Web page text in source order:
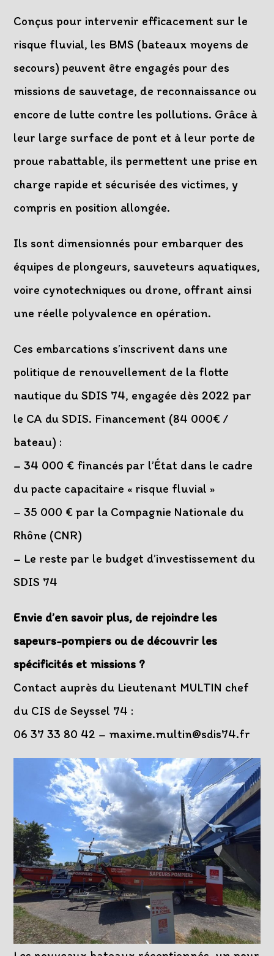
Conçus pour intervenir efficacement sur le
risque fluvial, les BMS (bateaux moyens de
secours) peuvent être engagés pour des
missions de sauvetage, de reconnaissance ou
encore de lutte contre les pollutions. Grâce à
leur large surface de pont et à leur porte de
proue rabattable, ils permettent une prise en
charge rapide et sécurisée des victimes, y
compris en position allongée.
Ils sont dimensionnés pour embarquer des
équipes de plongeurs, sauveteurs aquatiques,
voire cynotechniques ou drone, offrant ainsi
une réelle polyvalence en opération.
Ces embarcations s’inscrivent dans une
politique de renouvellement de la flotte
nautique du SDIS 74, engagée dès 2022 par
le CA du SDIS. Financement (84 000€ /
bateau) :
– 34 000 € financés par l’État dans le cadre
du pacte capacitaire « risque fluvial »
– 35 000 € par la Compagnie Nationale du
Rhône (CNR)
– Le reste par le budget d’investissement du
SDIS 74
Envie d’en savoir plus, de rejoindre les
sapeurs-pompiers ou de découvrir les
spécificités et missions ?
Contact auprès du Lieutenant MULTIN chef
du CIS de Seyssel 74 :
06 37 33 80 42 – maxime.multin@sdis74.fr